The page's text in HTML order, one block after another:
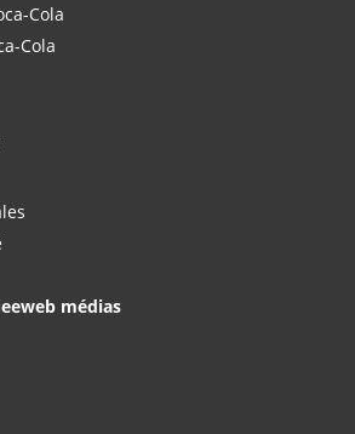
Cola
Cola
médias